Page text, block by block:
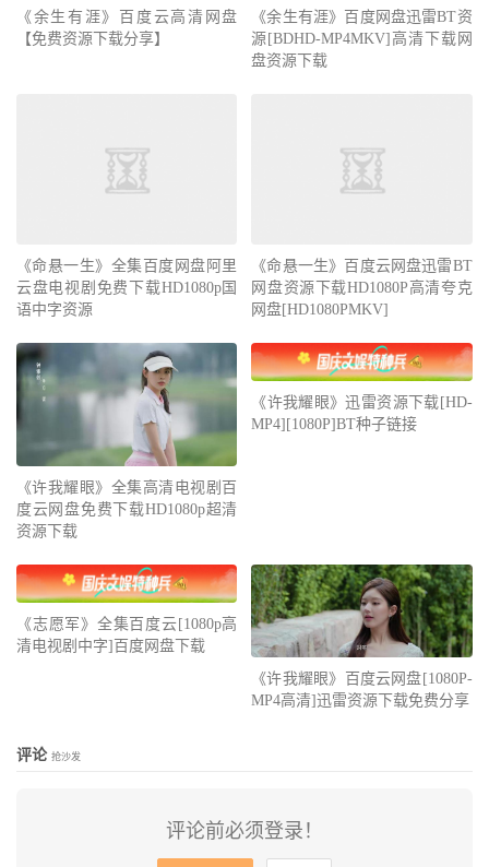
《余生有涯》百度云高清网盘
【免费资源下载分享】
《余生有涯》百度网盘迅雷BT资
源[BDHD-MP4MKV]高清下载网
盘资源下载
《命悬一生》全集百度网盘阿里
云盘电视剧免费下载HD1080p国
语中字资源
《命悬一生》百度云网盘迅雷BT
网盘资源下载HD1080P高清夸克
网盘[HD1080PMKV]
《许我耀眼》全集高清电视剧百
度云网盘免费下载HD1080p超清
资源下载
《许我耀眼》迅雷资源下载[HD-
MP4][1080P]BT种子链接
《志愿军》全集百度云[1080p高
清电视剧中字]百度网盘下载
《许我耀眼》百度云网盘[1080P-
MP4高清]迅雷资源下载免费分享
评论 抢沙发
评论前必须登录！